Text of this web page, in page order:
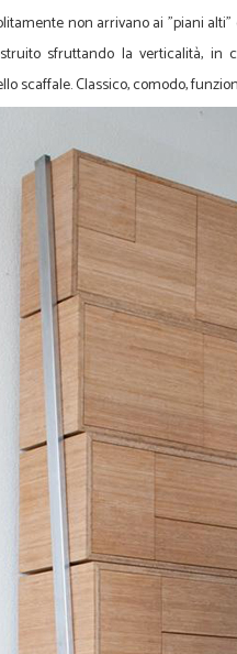
non arrivano ai "piani
sfruttando la verticalità,
scaffale. Classico, comodo,